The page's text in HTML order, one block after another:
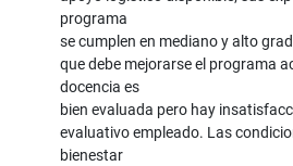
programa
se cumplen en mediano y alto
que debe mejorarse el programa
docencia es
bien evaluada pero hay
evaluativo empleado. Las
bienestar